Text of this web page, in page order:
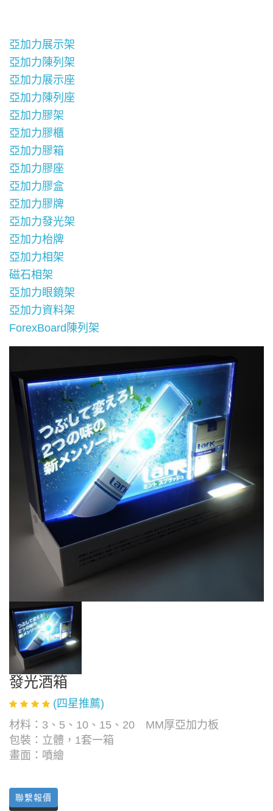
亞加力展示架
亞加力陳列架
亞加力展示座
亞加力陳列座
亞加力膠架
亞加力膠櫃
亞加力膠箱
亞加力膠座
亞加力膠盒
亞加力膠牌
亞加力發光架
亞加力枱牌
亞加力相架
磁石相架
亞加力眼鏡架
亞加力資料架
ForexBoard陳列架
發光酒箱
(四星推薦)
材料：3、5、10、15、20 MM厚亞加力板
包裝：立體，1套一箱
畫面：噴繪
聯繫報價